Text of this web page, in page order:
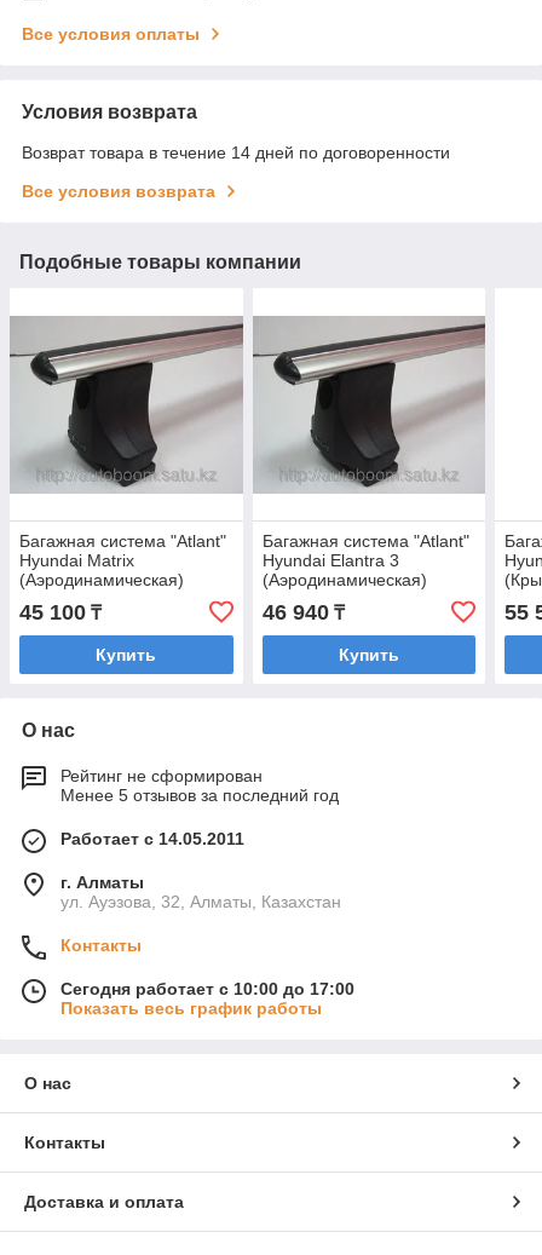
Все условия оплаты
Условия возврата
Возврат товара в течение 14 дней по договоренности
Все условия возврата
Подобные товары компании
Багажная система "Atlant"
Hyundai Matrix
(Аэродинамическая)
45 100 ₸
Купить
Багажная система "Atlant"
Hyundai Elantra 3
(Аэродинамическая)
46 940₸
Купить
55
О нас
Рейтинг не сформирован
Менее 5 отзывов за последний год
Работает с 14.05.2011
г. Алматы
ул. Ауэзова, 32, Алматы, Казахстан
Контакты
Сегодня работает с 10:00 до 17:00
Показать весь график работы
О нас
Контакты
Доставка и оплата